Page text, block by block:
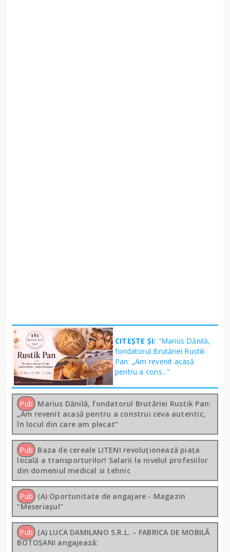
CITEȘTE ȘI: "Marius Dănilă,
fondatorul Brutăriei Rustik
Pan: „Am revenit acasă
pentru a cons..."
Pub Marius Dănilă, fondatorul Brutăriei Rustik Pan:
„Am revenit acasă pentru a construi ceva autentic,
în locul din care am plecat”
Pub Baza de cereale LITENI revoluționează piața
locală a transporturilor! Salarii la nivelul profesiilor
din domeniul medical si tehnic
Pub (A) Oportunitate de angajare - Magazin
"Meseriașul"
Pub (A) LUCA DAMILANO S.R.L. – FABRICA DE MOBILĂ
BOTOȘANI angajează: